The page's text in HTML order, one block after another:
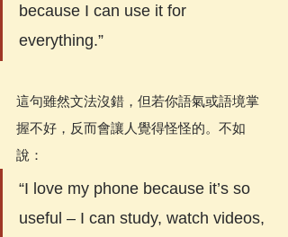
because I can use it for
everything.”
這句雖然文法沒錯，但若你語氣或語境掌
握不好，反而會讓人覺得怪怪的。不如
說：
“I love my phone because it’s so
useful – I can study, watch videos,